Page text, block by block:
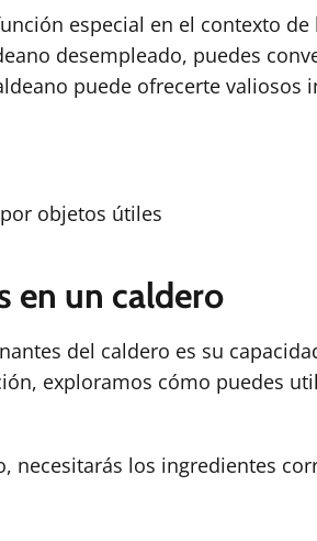
especial en el contexto de
desempleado, puedes
puede ofrecerte valiosos
objetos útiles
en un caldero
del caldero es su
exploramos cómo puedes
necesitarás los ingredientes